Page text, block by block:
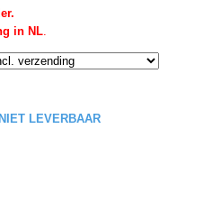
in NL.
LEVERBAAR